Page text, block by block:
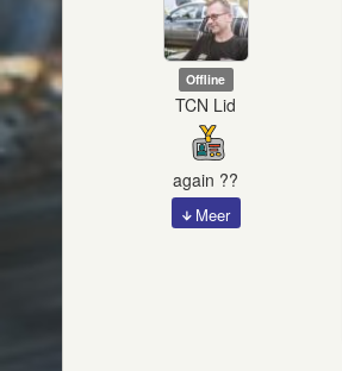
Offline
TCN Lid
again ??
Meer